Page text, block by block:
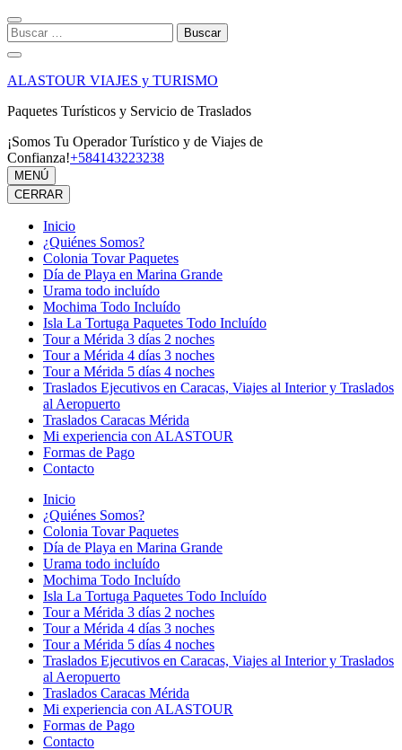
Saltar
al
contenido
(presiona
la
Intro)
Buscar:
ALASTOUR VIAJES y TURISMO
Paquetes Turísticos y Servicio de Traslados
¡Somos Tu Operador Turístico y de Viajes de
Confianza!+584143223238
MENÚ
CERRAR
Inicio
¿Quiénes Somos?
Colonia Tovar Paquetes
Día de Playa en Marina Grande
Urama todo incluído
Mochima Todo Incluído
Isla La Tortuga Paquetes Todo Incluído
Tour a Mérida 3 días 2 noches
Tour a Mérida 4 días 3 noches
Tour a Mérida 5 días 4 noches
Traslados Ejecutivos en Caracas, Viajes al Interior y Traslados
al Aeropuerto
Traslados Caracas Mérida
Mi experiencia con ALASTOUR
Formas de Pago
Contacto
Inicio
¿Quiénes Somos?
Colonia Tovar Paquetes
Día de Playa en Marina Grande
Urama todo incluído
Mochima Todo Incluído
Isla La Tortuga Paquetes Todo Incluído
Tour a Mérida 3 días 2 noches
Tour a Mérida 4 días 3 noches
Tour a Mérida 5 días 4 noches
Traslados Ejecutivos en Caracas, Viajes al Interior y Traslados
al Aeropuerto
Traslados Caracas Mérida
Mi experiencia con ALASTOUR
Formas de Pago
Contacto